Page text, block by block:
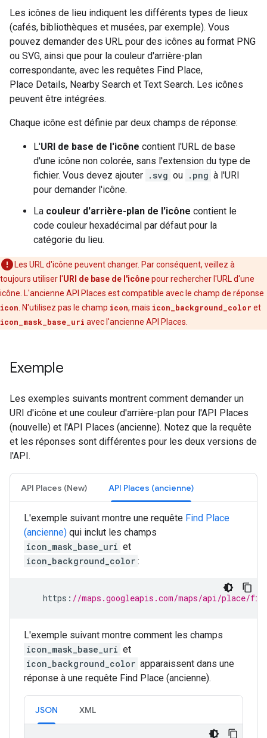
Les icônes de lieu indiquent les différents types de lieux
(cafés, bibliothèques et musées, par exemple). Vous
pouvez demander des URL pour des icônes au format PNG
ou SVG, ainsi que pour la couleur d'arrière-plan
correspondante, avec les requêtes Find Place,
Place Details, Nearby Search et Text Search. Les icônes
peuvent être intégrées.
Chaque icône est définie par deux champs de réponse:
L'URI de base de l'icône contient l'URL de base
d'une icône non colorée, sans l'extension du type de
fichier. Vous devez ajouter .svg ou .png à l'URI
pour demander l'icône.
La couleur d'arrière-plan de l'icône contient le
code couleur hexadécimal par défaut pour la
catégorie du lieu.
Les URL d'icône peuvent changer. Par conséquent, veillez à
toujours utiliser l'URI de base de l'icônepour rechercher l'URL d'une
icône. L'ancienne API Places est compatible avec le champ de réponse
icon . N'utilisez pas le champ icon, mais icon_background_color et
icon_mask_base_uri avec l'ancienne API Places.
Exemple
Les exemples suivants montrent comment demander un
URI d'icône et une couleur d'arrière-plan pour l'API Places
(nouvelle) et l'API Places (ancienne). Notez que la requête
et les réponses sont différentes pour les deux versions de
l'API.
API Places (New) API Places (ancienne)
L'exemple suivant montre une requête Find Place
(ancienne) qui inclut les champs
icon_mask_base_uri et
icon_background_color :
https : //maps.googleapis.com/maps/api/place/
L'exemple suivant montre comment les champs
icon_mask_base_uri et
icon_background_color apparaissent dans une
réponse à une requête Find Place (ancienne).
JSON XML